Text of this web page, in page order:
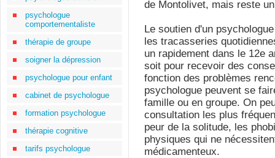
psychologue
comportementaliste
thérapie de groupe
soigner la dépression
psychologue pour enfant
cabinet de psychologue
formation psychologue
thérapie cognitive
tarifs psychologue
de Montolivet, mais reste
Le soutien d'un
les tracasseries
un rapidement dans le 12e
soit pour recevoir des
fonction des problèmes
psychologue peuvent se
famille ou en groupe. On
consultation les plus
peur de la solitude, les
physiques qui ne
médicamenteux.